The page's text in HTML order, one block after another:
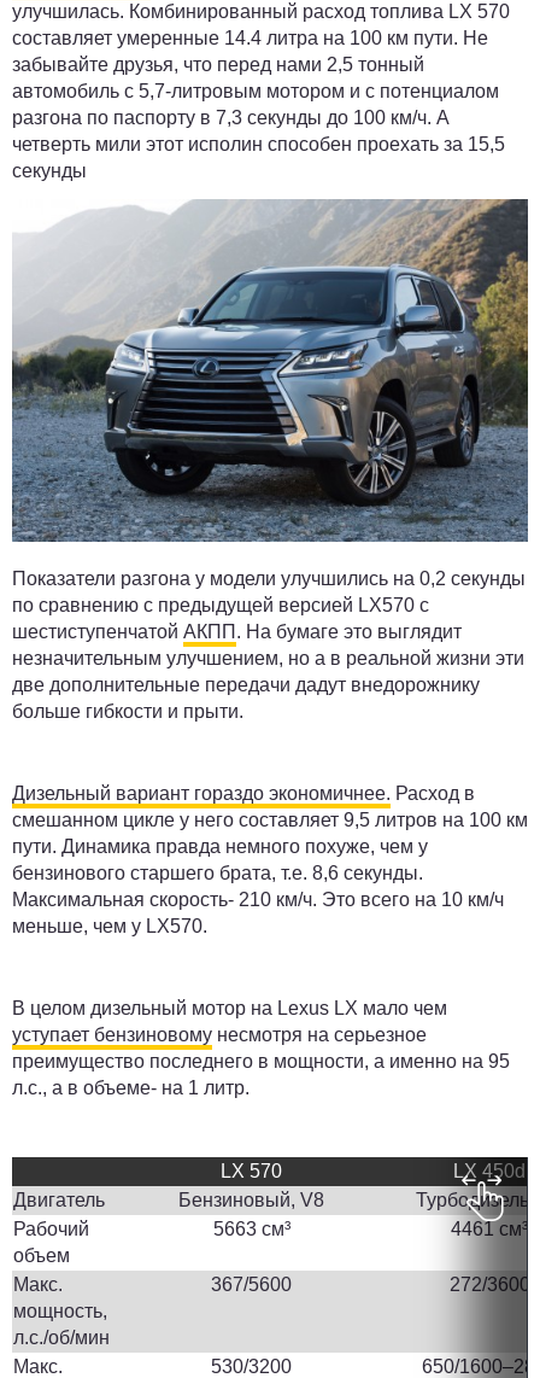
улучшилась. Комбинированный расход топлива LX 570
составляет умеренные 14.4 литра на 100 км пути. Не
забывайте друзья, что перед нами 2,5 тонный
автомобиль с 5,7-литровым мотором и с потенциалом
разгона по паспорту в 7,3 секунды до 100 км/ч. А
четверть мили этот исполин способен проехать за 15,5
секунды
Показатели разгона у модели улучшились на 0,2 секунды
по сравнению с предыдущей версией LX570 с
шестиступенчатой АКПП . На бумаге это выглядит
незначительным улучшением, но а в реальной жизни эти
две дополнительные передачи дадут внедорожнику
больше гибкости и прыти.
Дизельный вариант гораздо экономичнее. Расход в
смешанном цикле у него составляет 9,5 литров на 100 км
пути. Динамика правда немного похуже, чем у
бензинового старшего брата, т.е. 8,6 секунды.
Максимальная скорость- 210 км/ч. Это всего на 10 км/ч
меньше, чем у LX570.
В целом дизельный мотор на Lexus LX мало чем
уступает бензиновому несмотря на серьезное
преимущество последнего в мощности, а именно на 95
л.с., а в объеме- на 1 литр.
LX 570
LX 450d
Двигатель
Бензиновый, V8
Турбодизель,
Рабочий
объем
5663 см³ 4461 см³
Макс.
мощность,
л.с./об/мин
367/5600 272/3600
Макс.
530/3200 650/